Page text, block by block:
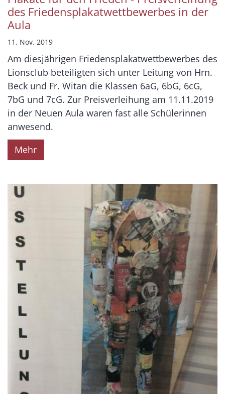
des Friedensplakatwettbewerbes in der
Aula
11. Nov. 2019
Am diesjährigen Friedensplakatwettbewerbes des
Lionsclub beteiligten sich unter Leitung von Hrn.
Beck und Fr. Witan die Klassen 6aG, 6bG, 6cG,
7bG und 7cG. Zur Preisverleihung am 11.11.2019
in der Neuen Aula waren fast alle Schülerinnen
anwesend.
Mehr